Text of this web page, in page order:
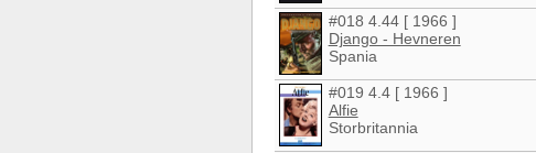
#018 4.44 [ 1966 ]
Django - Hevneren
Spania
#019 4.4 [ 1966 ]
Alfie
Storbritannia